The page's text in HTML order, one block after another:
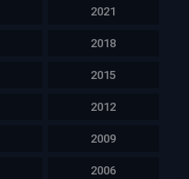
2021
2018
2015
2012
2009
2006